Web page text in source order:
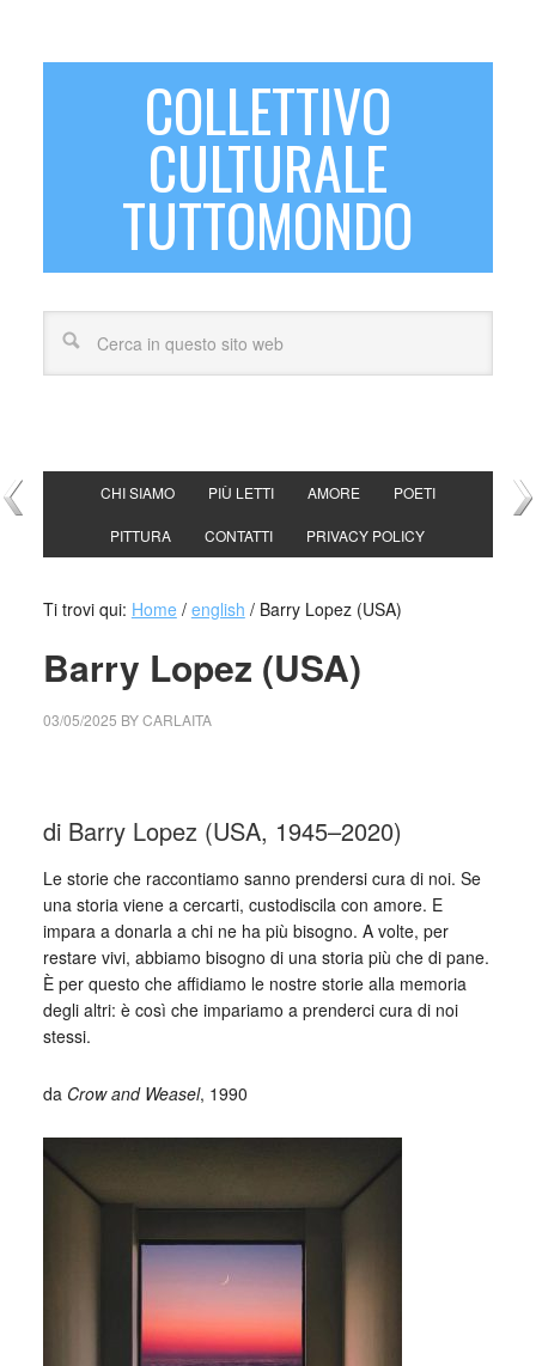
COLLETTIVO
CULTURALE
TUTTOMONDO
CHI SIAMO PIÙ LETTI AMORE POETI
PITTURA CONTATTI PRIVACY POLICY
Ti trovi qui: Home / english /Barry Lopez (USA)
Barry Lopez (USA)
03/05/2025 BYCARLAITA
di Barry Lopez (USA, 1945–2020)
Le storie che raccontiamo sanno prendersi cura di noi. Se
una storia viene a cercarti, custodiscila con amore. E
impara a donarla a chi ne ha più bisogno. A volte, per
restare vivi, abbiamo bisogno di una storia più che di pane.
È per questo che affidiamo le nostre storie alla memoria
degli altri: è così che impariamo a prenderci cura di noi
stessi.
daCrow and Weasel, 1990